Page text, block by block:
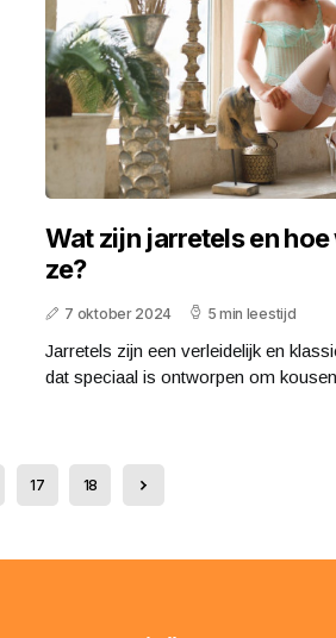
Wat zijn jarretels en
ze?
7 oktober 2024 5 min leestijd
Jarretels zijn een verleidelijk en
dat speciaal is ontworpen om
17 18